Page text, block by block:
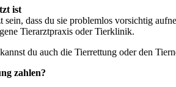
ist
sein, dass du sie problemlos vorsichtig
Tierarztpraxis oder Tierklinik.
du auch die Tierrettung oder den
zahlen?